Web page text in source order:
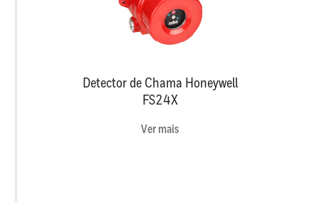
Detector de Chama Honeywell
FS24X
Ver mais